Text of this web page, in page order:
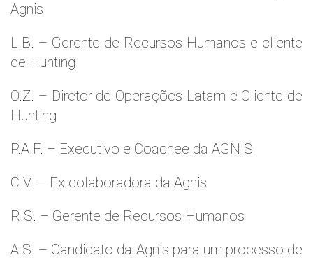
Agnis
L.B. – Gerente de Recursos Humanos e cliente
de Hunting
O.Z. – Diretor de Operações Latam e Cliente de
Hunting
P.A.F. – Executivo e Coachee da AGNIS
C.V. – Ex colaboradora da Agnis
R.S. – Gerente de Recursos Humanos
A.S. – Candidato da Agnis para um processo de